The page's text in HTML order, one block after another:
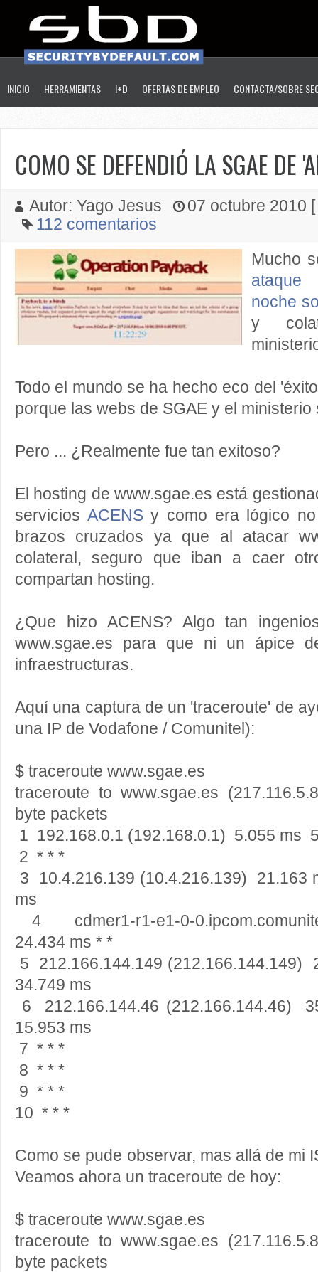
INICIO HERRAMIENTAS I+D OFERTAS DE EMPLEO CONTACTA/SOBRE
COMO SE DEFENDIÓ LA SGAE DE
Autor: Yago Jesus
07 octubre 2010
112 comentarios
Mucho
noche
y
Todo el mundo se ha hecho eco del
porque las webs de SGAE y el
Pero ... ¿Realmente fue tan exitoso?
El hosting de www.sgae.es está
servicios ACENSy como era lógico
brazos cruzados ya que al atacar
colateral, seguro que iban a caer
compartan hosting.
¿Que hizo ACENS? Algo tan
www.sgae.es para que ni un ápice
infraestructuras.
Aquí una captura de un 'traceroute' de
una IP de Vodafone / Comunitel):
$ traceroute www.sgae.es
traceroute to www.sgae.es
byte packets
1 192.168.0.1 (192.168.0.1) 5.055 ms
2 * * *
3 10.4.216.139 (10.4.216.139)
ms
4 cdmer1-r1-e1-0-
24.434 ms * *
5 212.166.144.149
34.749 ms
6 212.166.144.46 (212.166.144.46)
15.953 ms
7 * * *
8 * * *
9 * * *
10 * * *
Como se pude observar, mas allá de mi
Veamos ahora un traceroute de hoy:
$ traceroute www.sgae.es
traceroute to www.sgae.es
byte packets